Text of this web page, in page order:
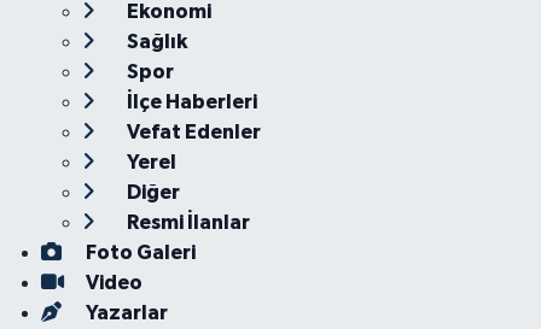
Ekonomi
Sağlık
Spor
İlçe Haberleri
Vefat Edenler
Yerel
Diğer
Resmi İlanlar
Foto Galeri
Video
Yazarlar